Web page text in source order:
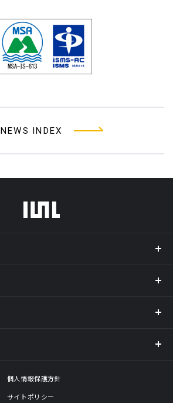
NEWS INDEX
フッターメニュー
個人情報保護方針
サイトポリシー